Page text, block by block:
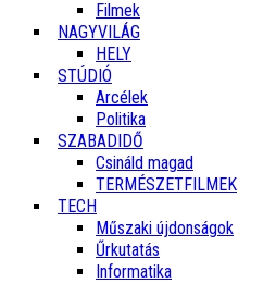
Filmek
NAGYVILÁG
HELY
STÚDIÓ
Arcélek
Politika
SZABADIDŐ
Csináld magad
TERMÉSZETFILMEK
TECH
Műszaki újdonságok
Űrkutatás
Informatika